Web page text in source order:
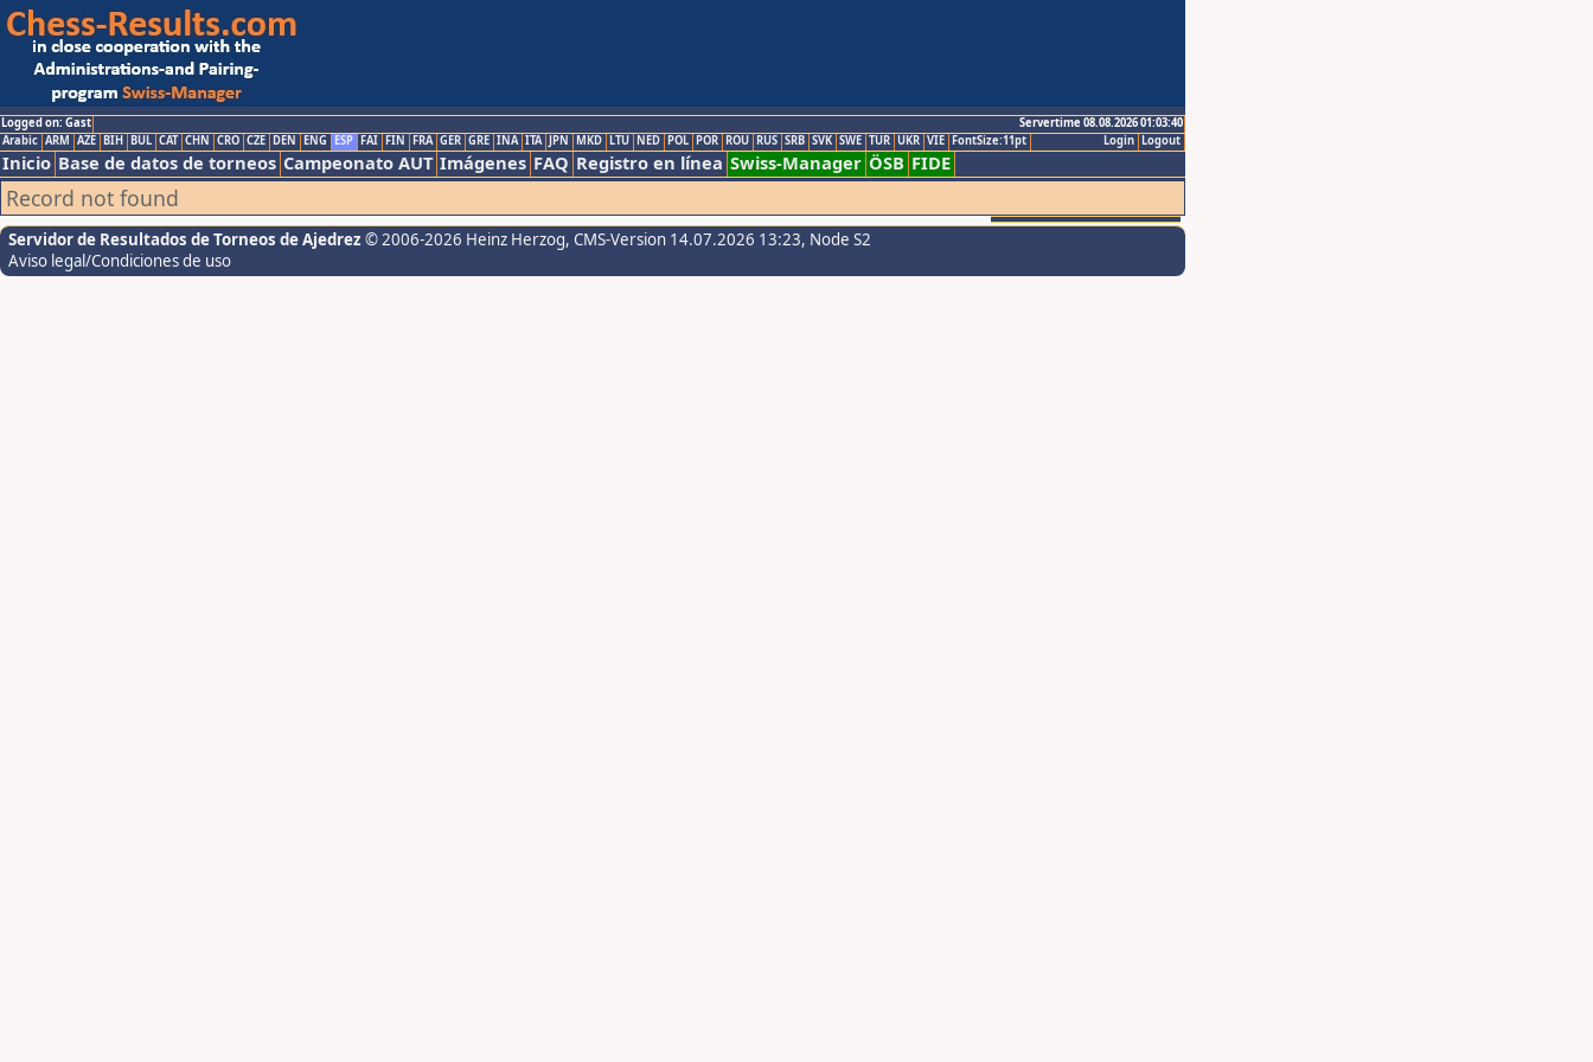
Logged on: Gast
Servertime 08.08.2026 01:03:40
Logout
Login
Arabic ARM AZE BIH BUL CAT CHN CRO CZE DEN ENG ESP FAI FIN FRA GER GRE INA ITA JPN MKD LTU NED POL POR ROU RUS SRB SVK SWE TUR UKR VIE FontSize:11pt
Inicio Base de datos de torneos Campeonato AUT Imágenes FAQ Registro en línea Swiss-Manager ÖSB FIDE
Record not found
Servidor de Resultados de Torneos de Ajedrez © 2006-2026 Heinz Herzog, CMS-Version 14.07.2026 13:23, Node S2
Aviso legal/Condiciones de uso